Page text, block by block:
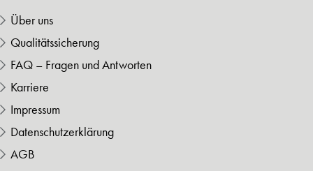
Über uns
Qualitätssicherung
FAQ – Fragen und Antworten
Karriere
Impressum
Datenschutzerklärung
AGB